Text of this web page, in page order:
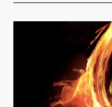
ALINA
IN
LA
MMA
2016